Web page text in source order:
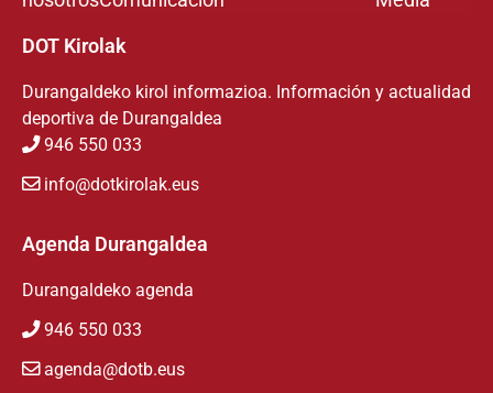
DOT Kirolak
Durangaldeko kirol informazioa. Información y actualidad
deportiva de Durangaldea
946 550 033
info@dotkirolak.eus
Agenda Durangaldea
Durangaldeko agenda
946 550 033
agenda@dotb.eus